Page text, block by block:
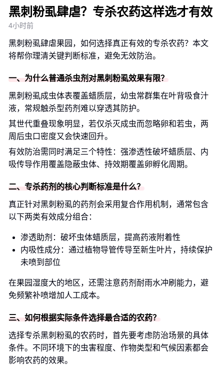
黑刺粉虱肆虐？专杀农药这样选才有效
4小时前
黑刺粉虱肆虐果园，如何选择真正有效的专杀农药？本文
将帮你理清关键判断标准，避免无效防治。
一、为什么普通杀虫剂对黑刺粉虱效果有限？
黑刺粉虱成虫体表覆盖蜡质层，幼虫常群集在叶背吸食汁
液，常规触杀型药剂难以穿透其防护。
其世代重叠现象明显，若仅杀灭成虫而忽略卵和若虫，两
周后虫口密度又会快速回升。
有效防治需同时满足三个特性：强渗透性破坏蜡质层、内
吸传导作用覆盖隐蔽虫体、持效期覆盖卵孵化周期。
二、专杀药剂的核心判断标准是什么？
真正针对黑刺粉虱的药剂会采用复合作用机制，通常包含
以下两类有效成分组合：
渗透助剂：破坏虫体蜡质层，提高药液附着性
内吸性成分：通过植物导管传导至新生叶片，持续保护
未喷到部位
在果园湿度大的地区，还需注意药剂耐雨水冲刷能力，避
免频繁补喷增加人工成本。
三、如何根据实际条件选择最合适的农药？
选择专杀黑刺粉虱的农药时，首先要考虑防治场景的具体
条件。不同环境下的虫害程度、作物类型和气候因素都会
影响农药的效果。